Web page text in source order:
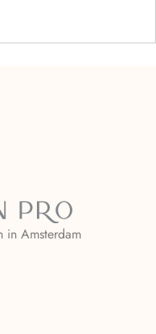
in Amsterdam